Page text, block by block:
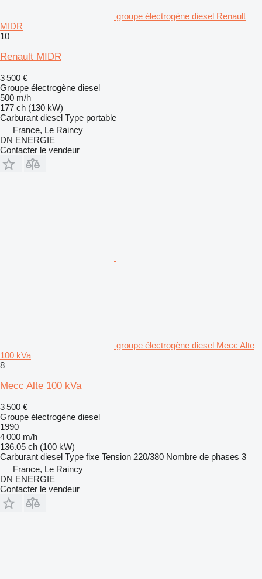
groupe électrogène diesel Renault
MIDR
10
Renault MIDR
3 500 €
Groupe électrogène diesel
500 m/h
177 ch (130 kW)
Carburant diesel Type portable
France, Le Raincy
DN ENERGIE
Contacter le vendeur
groupe électrogène diesel Mecc Alte
100 kVa
8
Mecc Alte 100 kVa
3 500 €
Groupe électrogène diesel
1990
4 000 m/h
136.05 ch (100 kW)
Carburant diesel Type fixe Tension 220/380 Nombre de phases 3
France, Le Raincy
DN ENERGIE
Contacter le vendeur